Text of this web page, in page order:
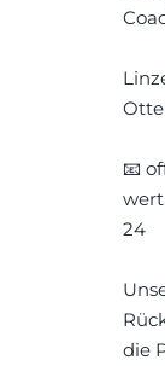
📧
24
die